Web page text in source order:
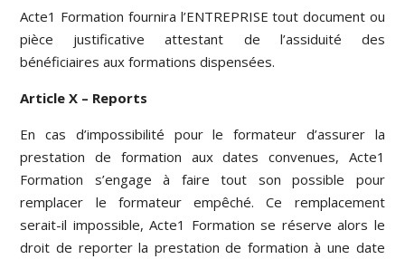
Acte1 Formation fournira l’ENTREPRISE tout document ou
pièce justificative attestant de l’assiduité des
bénéficiaires aux formations dispensées.
Article X – Reports
En cas d’impossibilité pour le formateur d’assurer la
prestation de formation aux dates convenues, Acte1
Formation s’engage à faire tout son possible pour
remplacer le formateur empêché. Ce remplacement
serait-il impossible, Acte1 Formation se réserve alors le
droit de reporter la prestation de formation à une date